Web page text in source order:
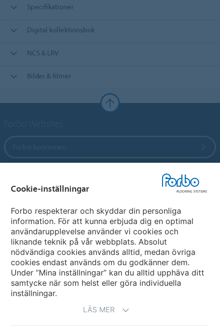
Specifikationer
Digital kollektionsbok
NCS & LRV
Bilder & filmer
Välj land
Välj ditt land
Cookie-inställningar
Forbo respekterar och skyddar din personliga
information. För att kunna erbjuda dig en optimal
användarupplevelse använder vi cookies och
liknande teknik på vår webbplats. Absolut
nödvändiga cookies används alltid, medan övriga
cookies endast används om du godkänner dem.
Under ”Mina inställningar” kan du alltid upphäva ditt
samtycke när som helst eller göra individuella
inställningar.
LÄS MER